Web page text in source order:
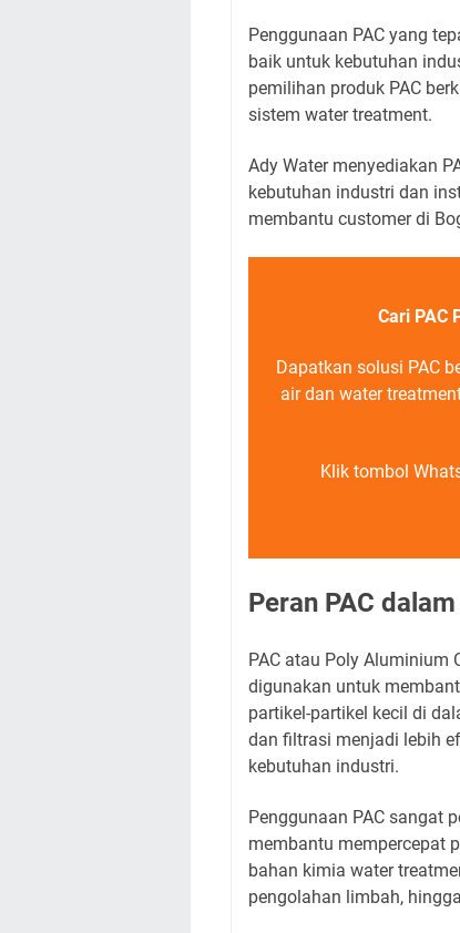
Penggunaan PAC yang
baik untuk kebutuhan
pemilihan produk PAC
sistem water treatment.
Ady Water menyediakan
kebutuhan industri dan
membantu customer di
Cari PAC
Dapatkan solusi PAC
air dan water
Klik tombol
Peran PAC
PAC atau Poly Aluminium
digunakan untuk
partikel-partikel kecil di
dan filtrasi menjadi lebih
kebutuhan industri.
Penggunaan PAC sangat
membantu mempercepat
bahan kimia water
pengolahan limbah,